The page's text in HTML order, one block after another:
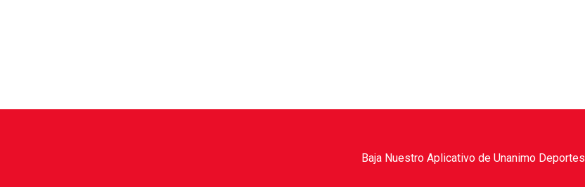
Baja Nuestro Aplicativo de Unanimo Deportes